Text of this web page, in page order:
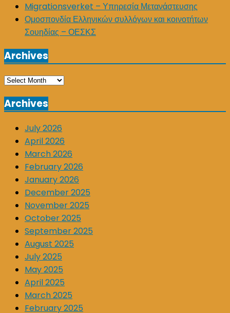
Migrationsverket – Υπηρεσία Μετανάστευσης
Ομοσπονδία Ελληνικών συλλόγων και κοινοτήτων
Σουηδίας – ΟΕΣΚΣ
Archives
Archives
Archives
July 2026
April 2026
March 2026
February 2026
January 2026
December 2025
November 2025
October 2025
September 2025
August 2025
July 2025
May 2025
April 2025
March 2025
February 2025